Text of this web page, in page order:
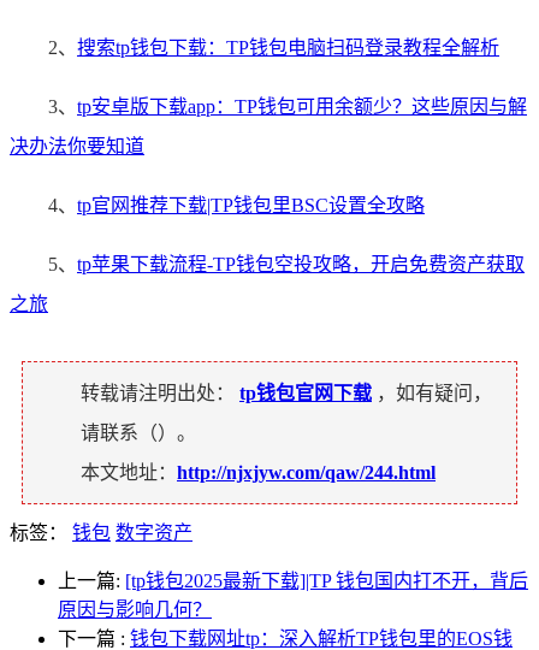
2、 搜索tp钱包下载：TP钱包电脑扫码登录教程全解析
3、 tp安卓版下载app：TP钱包可用余额少？这些原因与解
决办法你要知道
4、 tp官网推荐下载|TP钱包里BSC设置全攻略
5、 tp苹果下载流程-TP钱包空投攻略，开启免费资产获取
之旅
转载请注明出处： tp钱包官网下载 ，如有疑问，
请联系（）。
本文地址： http://njxjyw.com/qaw/244.html
标签： 钱包 数字资产
上一篇: [tp钱包2025最新下载]|TP 钱包国内打不开，背后
原因与影响几何？
下一篇 : 钱包下载网址tp：深入解析TP钱包里的EOS钱